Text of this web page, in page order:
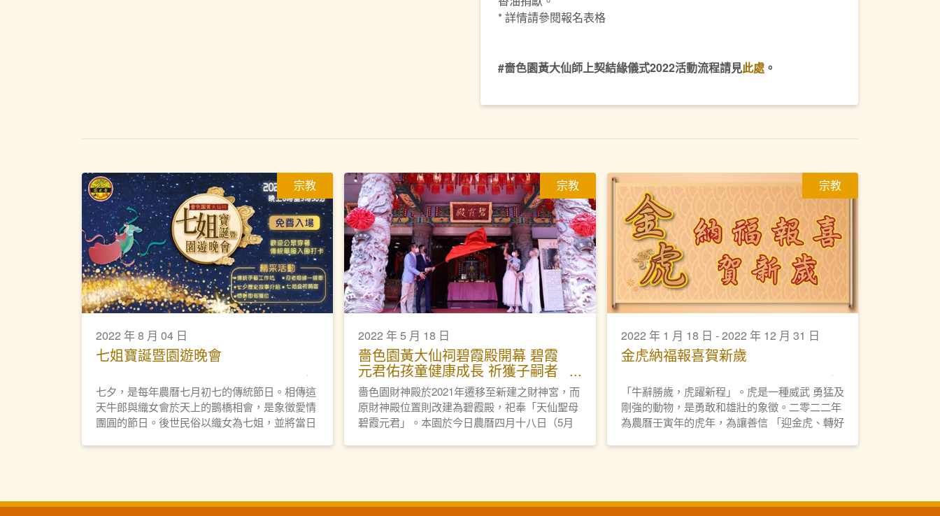
* 詳情請參閱報名表格
#嗇色園黃大仙師上契結緣儀式2022活動流程請見此處 。
宗教
2022 年 8 月 04 日
七姐寶誕暨園遊晚會
七夕，是每年農曆七月初七的傳統節日。相傳這
天牛郎與織女會於天上的鵲橋相會，是象徵愛情
團圓的節日。後世民俗以織女為七姐，並將當日
宗教
2022 年 5 月 18 日
嗇色園黃大仙祠碧霞殿開幕 碧霞
元君佑孩童健康成長 祈獲子嗣者
早生貴子
嗇色園財神殿於2021年遷移至新建之財神宮，而
原財神殿位置則改建為碧霞殿，祀奉「天仙聖母
碧霞元君」。本園於今日農曆四月十八日（5月
宗教
2022 年 1 月 18 日 - 2022 年 12 月 31 日
金虎納福報喜賀新歲
「牛辭勝歲，虎躍新程」。虎是一種威武 勇猛及
剛強的動物，是勇敢和雄壯的象徵。二零二二年
為農曆壬寅年的虎年，為讓善信 「迎金虎、轉好
虎年帶來健康幸福，如意吉祥。